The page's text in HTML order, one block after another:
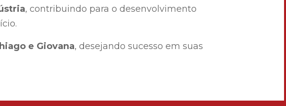
, contribuindo para o desenvolvimento
e Giovana, desejando sucesso em suas